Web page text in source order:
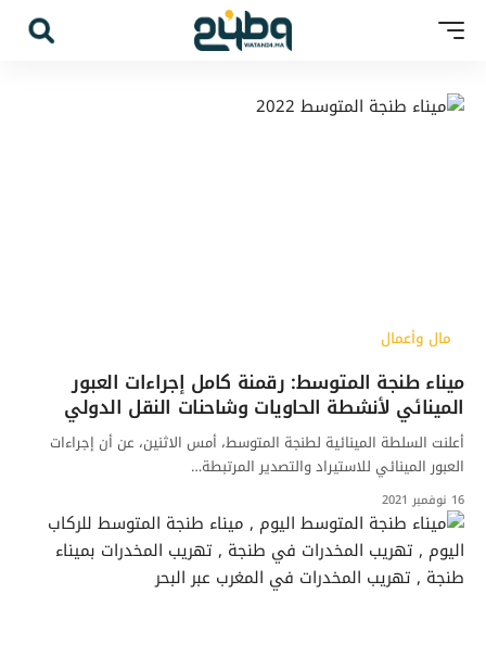
مال وأعمال
ميناء طنجة المتوسط: رقمنة كامل إجراءات العبور
المينائي لأنشطة الحاويات وشاحنات النقل الدولي
أعلنت السلطة المينائية لطنجة المتوسط، أمس الاثنين، عن أن إجراءات
العبور المينائي للاستيراد والتصدير المرتبطة…
16 نوفمبر 2021